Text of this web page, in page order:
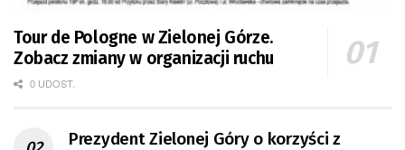
Tour de Pologne w Zielonej Górze.
Zobacz zmiany w organizacji ruchu
0 UDOST.
Prezydent Zielonej Góry o korzyści z